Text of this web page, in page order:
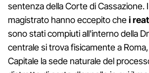
sentenza della Corte di Cassazione.
magistrato hanno eccepito chei
sono stati compiuti all'interno della
centrale si trova fisicamente a
Capitale la sede naturale del